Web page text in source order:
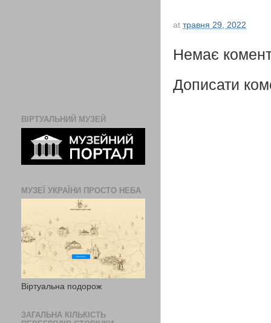
at травня 29, 2022
Немає
Дописати
ВІРТУАЛЬНИЙ МУЗЕЙ
МУЗЕЇ УКРАЇНИ ПРОСТО НЕБА
Віртуальна подорож
ЗАГАЛЬНА КІЛЬКІСТЬ